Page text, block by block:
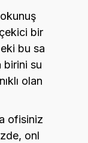
bir
bu sa
birini su
olan
ofisiniz
onl